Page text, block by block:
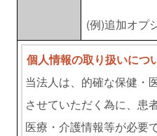
(例)追加オプ
個人情報の取り扱いにつ
当法人は、的確な保健・
させていただく為に、患
医療・介護情報等が必要で